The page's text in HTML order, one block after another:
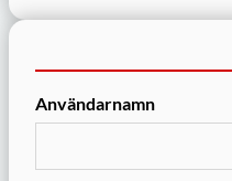
Användarnamn